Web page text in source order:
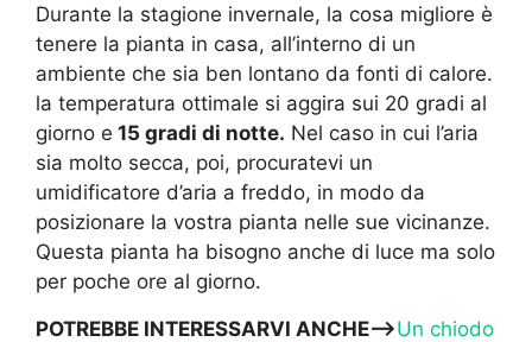
Durante la stagione invernale, la cosa migliore è
tenere la pianta in casa, all’interno di un
ambiente che sia ben lontano da fonti di calore.
la temperatura ottimale si aggira sui 20 gradi al
giorno e 15 gradi di notte. Nel caso in cui l’aria
sia molto secca, poi, procuratevi un
umidificatore d’aria a freddo, in modo da
posizionare la vostra pianta nelle sue vicinanze.
Questa pianta ha bisogno anche di luce ma solo
per poche ore al giorno.
POTREBBE INTERESSARVI ANCHE—>Un chiodo